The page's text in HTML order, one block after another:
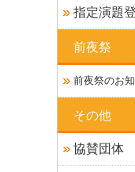
指定演題
前夜祭
前夜祭のお
その他
協賛団体